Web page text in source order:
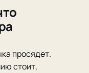
просядет.
стоит,